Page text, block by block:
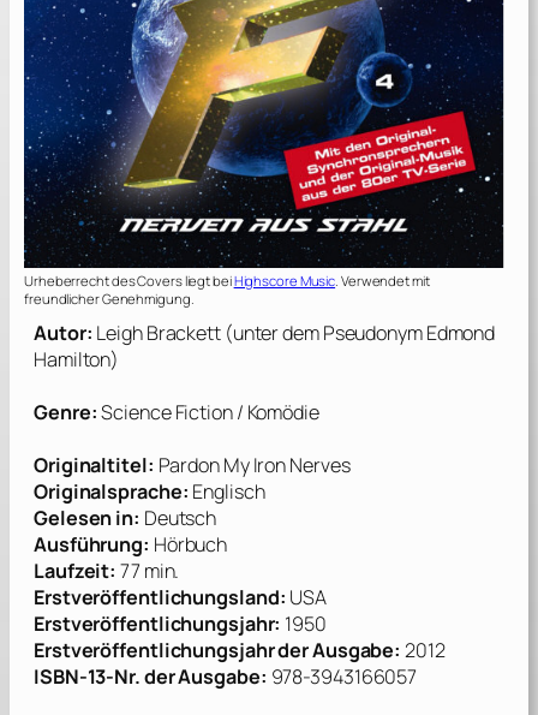
Urheberrecht des Covers liegt beiHighscore Music. Verwendet mit
freundlicher Genehmigung.
Autor: Leigh Brackett (unter dem Pseudonym Edmond
Hamilton)
Genre:Science Fiction / Komödie
Originaltitel: Pardon My Iron Nerves
Originalsprache: Englisch
Gelesen in: Deutsch
Ausführung: Hörbuch
Laufzeit: 77 min.
Erstveröffentlichungsland: USA
Erstveröffentlichungsjahr: 1950
Erstveröffentlichungsjahr der Ausgabe: 2012
ISBN-13-Nr. der Ausgabe: 978-3943166057